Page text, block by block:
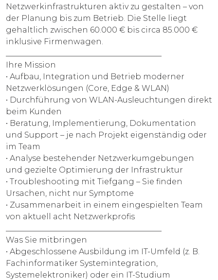
Netzwerkinfrastrukturen aktiv zu gestalten – von
der Planung bis zum Betrieb. Die Stelle liegt
gehaltlich zwischen 60.000 € bis circa 85.000 €
inklusive Firmenwagen.
Ihre Mission
• Aufbau, Integration und Betrieb moderner
Netzwerklösungen (Core, Edge & WLAN)
• Durchführung von WLAN-Ausleuchtungen direkt
beim Kunden
• Beratung, Implementierung, Dokumentation
und Support – je nach Projekt eigenständig oder
im Team
• Analyse bestehender Netzwerkumgebungen
und gezielte Optimierung der Infrastruktur
• Troubleshooting mit Tiefgang – Sie finden
Ursachen, nicht nur Symptome
• Zusammenarbeit in einem eingespielten Team
von aktuell acht Netzwerkprofis
Was Sie mitbringen
• Abgeschlossene Ausbildung im IT-Umfeld (z. B.
Fachinformatiker Systemintegration,
Systemelektroniker) oder ein IT-Studium